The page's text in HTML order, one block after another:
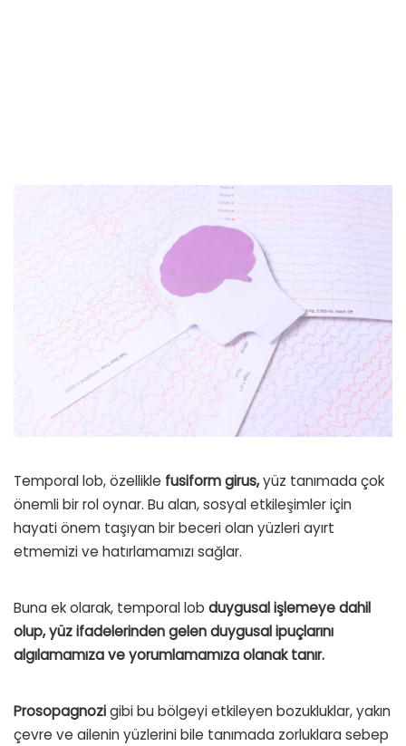
Temporal lob, özellikle fusiform girus,yüz tanımada çok
önemli bir rol oynar. Bu alan, sosyal etkileşimler için
hayati önem taşıyan bir beceri olan yüzleri ayırt
etmemizi ve hatırlamamızı sağlar.
Buna ek olarak, temporal lob duygusal işlemeye dahil
olup, yüz ifadelerinden gelen duygusal ipuçlarını
algılamamıza ve yorumlamamıza olanak tanır.
Prosopagnozigibi bu bölgeyi etkileyen bozukluklar, yakın
çevre ve ailenin yüzlerini bile tanımada zorluklara sebep